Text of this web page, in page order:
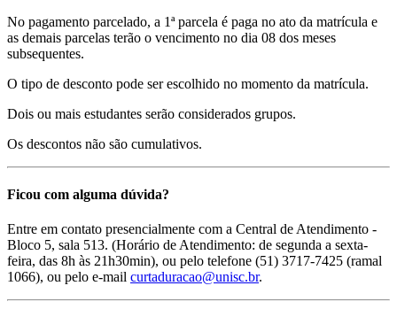
No pagamento parcelado, a 1ª parcela é paga no ato da matrícula e
as demais parcelas terão o vencimento no dia 08 dos meses
subsequentes.
O tipo de desconto pode ser escolhido no momento da matrícula.
Dois ou mais estudantes serão considerados grupos.
Os descontos não são cumulativos.
Ficou com alguma dúvida?
Entre em contato presencialmente com a Central de Atendimento -
Bloco 5, sala 513. (Horário de Atendimento: de segunda a sexta-
feira, das 8h às 21h30min), ou pelo telefone (51) 3717-7425 (ramal
1066), ou pelo e-mail curtaduracao@unisc.br.